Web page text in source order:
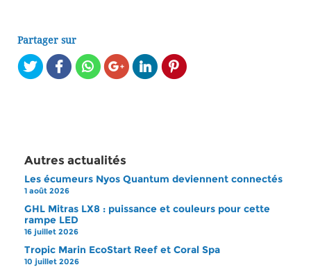
Partager sur
Autres actualités
Les écumeurs Nyos Quantum deviennent connectés
1 août 2026
GHL Mitras LX8 : puissance et couleurs pour cette
rampe LED
16 juillet 2026
Tropic Marin EcoStart Reef et Coral Spa
10 juillet 2026